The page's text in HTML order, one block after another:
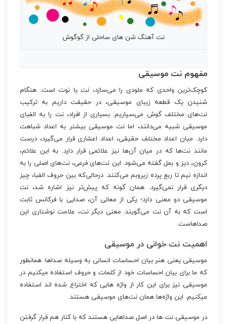
نت آهنگ شن های ساحلی از گوگوش
مفهوم نت موسیقی
کوچک‌ترین واحدی که ملودی را می‌سازد، نت یا نوت است. هنگام
شنیدن یک قطعه زیبای موسیقی، در حقیقت داریم به ترکیب
نت‌های مختلف گوش می‌سپاریم. بسیاری از افراد، نت را به الفبای
موسیقی شبیه می‌دانند، اما نت موسیقی بیشتر به اعداد شباهت
دارد. میان اعداد مختلف حقیقی، اعداد اعشاری قرار می‌گیرد، درست
مانند نت‌ها که در میان آن‌ها نیز علائمی قرار دارد. به این علائم،
کرون، دیز و بمل گفته می‌شود. این نت‌های فرعی، نت‌های اصلی را به
اندازه نیم تا ربع پرده زیروبم می‌کنند. درحالی‌که بین حروف الفبا، چیز
دیگری قرار نمی‌گیرد. همان گونه که پیش‌تر نیز اشاره شد، نت
موسیقی دو معنی دارد؛ یکی از معانی آن، صدایی با فرکانس ثابت
است که به آن نت می‌گویند. معنی دیگر نت، علامت نوشتاری این
صداهاست.
اهمیت نت خوانی در موسیقی
موسیقی یعنی هنر بیان احساسات انسانی به وسیله صداها. همانطور
که ما برای بیان احساسات خود از کلمات و حروف استفاده میکنیم در
موسیقی نیز برای این کار از واژه هایی که اختراع شده اند استفاده
میکنیم. این واژه‌ها همان نت‌های موسیقی هستند.
در موسیقی نت ها در اصل صداهایی هستند که با کنار هم قرار گرفتن